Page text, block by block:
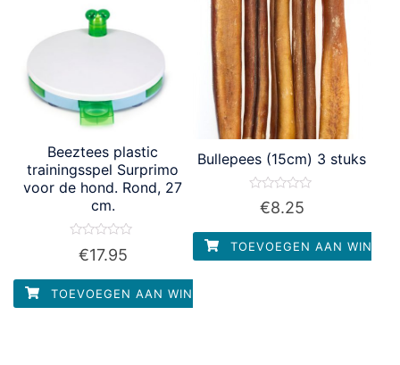
Beeztees plastic
trainingsspel Surprimo
voor de hond. Rond, 27
cm.
Waardering
5
€17.95
TOEVOEGEN AAN WINKELWAGEN
Bullepees (15cm) 3 stuks
Waardering
5
€8.25
TOEVOEGEN AAN